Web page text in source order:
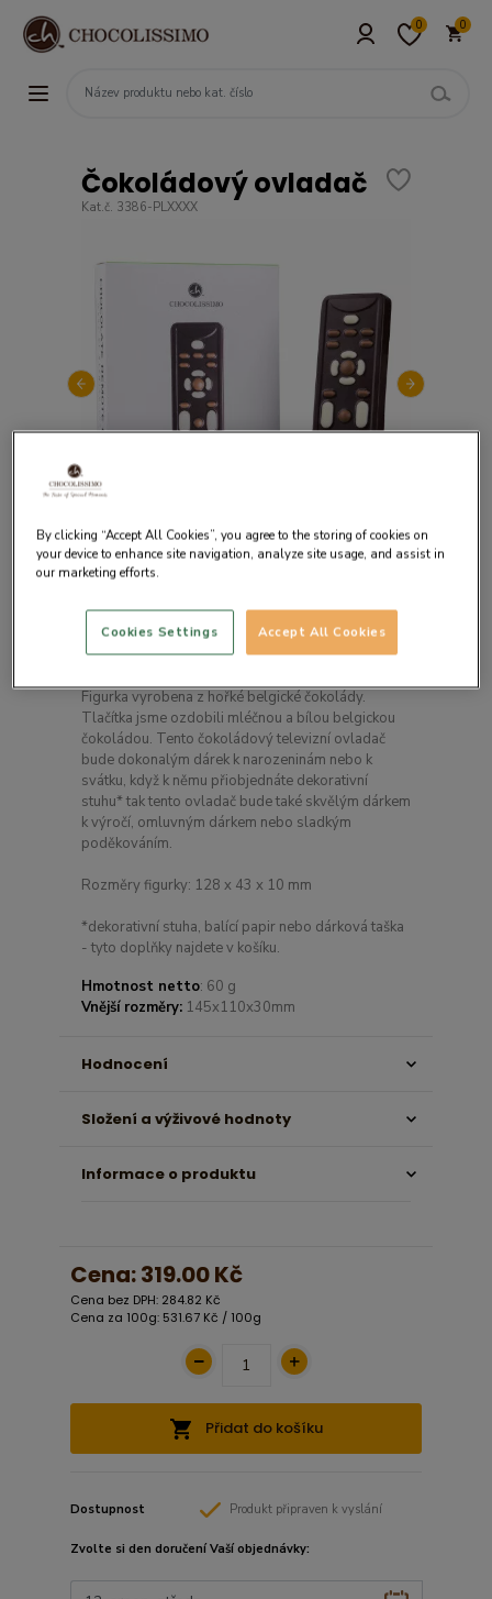
0 0
Čokoládový ovladač
Kat.č. 3386-PLXXXX
Detail produktu
Konec hádek o ovladač díky Chocolissimo! Jestli
Váš drahý manžel, partner, tata nebo brácha rádi
vladnou ovladačem tak pro Vás máme ideální
Figurka vyrobena z hořké belgické čokolády.
Tlačítka jsme ozdobili mléčnou a bílou belgickou
čokoládou. Tento čokoládový televizní ovladač
bude dokonalým dárek k narozeninám nebo k
svátku, když k němu přiobjednáte dekorativní
stuhu* tak tento ovladač bude také skvělým dárkem
k výročí, omluvným dárkem nebo sladkým
poděkováním.
Rozměry figurky: 128 x 43 x 10 mm
*dekorativní stuha, balící papir nebo dárková taška
- tyto doplňky najdete v košíku.
Hmotnost netto: 60 g
Vnější rozměry: 145x110x30mm
Hodnocení
Složení a výživové hodnoty
Informace o produktu
Cena:319.00 Kč
Cena bez DPH: 284.82 Kč
Cena za 100g: 531.67 Kč / 100g
Přidat do košíku
Dostupnost Produkt připraven k vyslání
Zvolte si den doručení Vaší objednávky:
By clicking “Accept All Cookies”, you agree to the storing of cookies on
your device to enhance site navigation, analyze site usage, and assist in
our marketing efforts.
Accept All Cookies
Cookies Settings